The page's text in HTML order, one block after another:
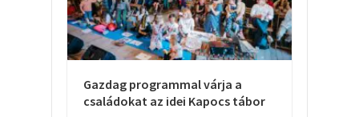
Gazdag programmal várja a
családokat az idei Kapocs tábor